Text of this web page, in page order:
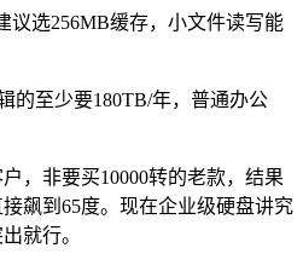
议选256MB缓存，小文件读写能
的至少要180TB/年，普通办公
，非要买10000转的老款，结果
飙到65度。现在企业级硬盘讲究
就行。